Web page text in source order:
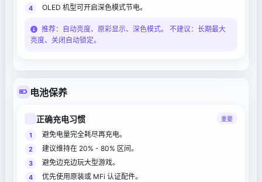
OLED 机型可开启深色模式节电。
推荐：自动亮度、原彩显示、深色模式。 不建议：长期最大
亮度、关闭自动锁定。
电池保养
正确充电习惯 重要
避免电量完全耗尽再充电。
建议维持在 20% - 80% 区间。
避免边充边玩大型游戏。
优先使用原装或 MFi 认证配件。